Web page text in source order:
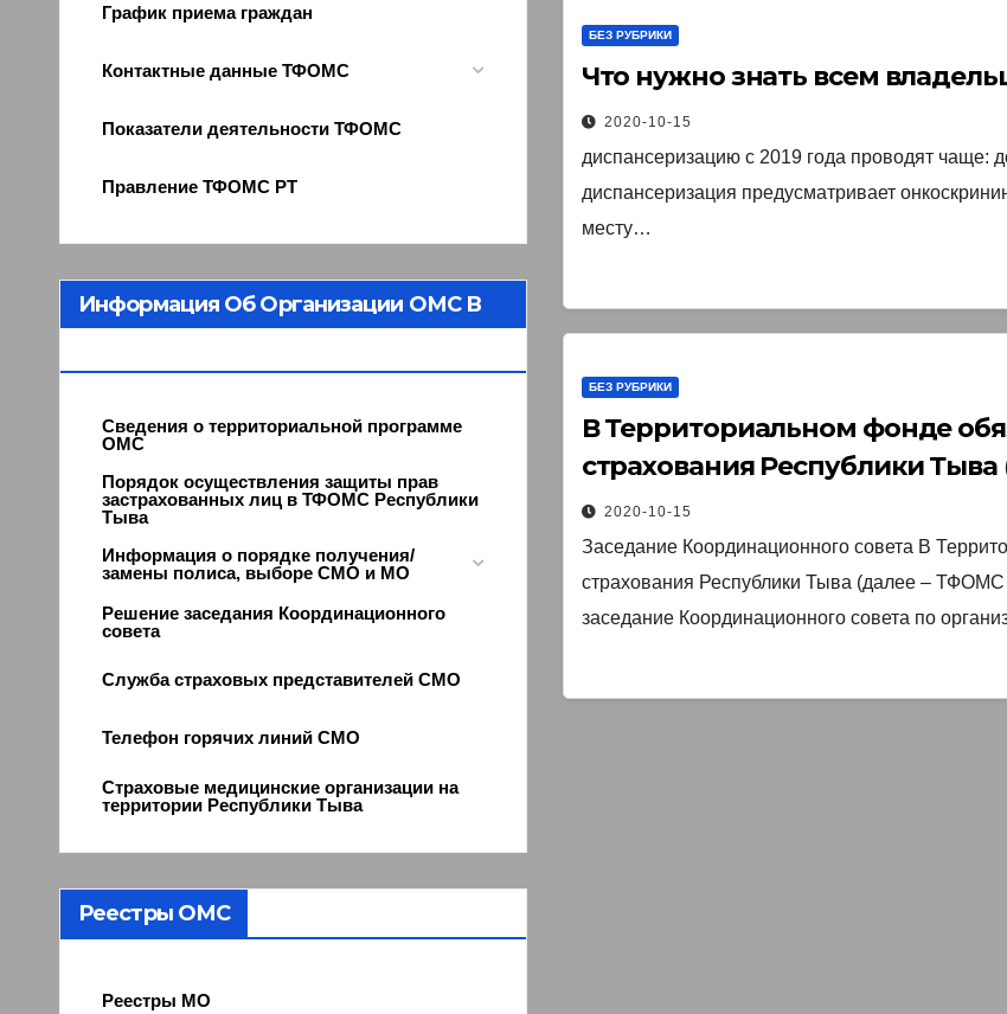
График приема граждан
Контактные данные ТФОМС
Показатели деятельности ТФОМС
Правление ТФОМС РТ
Информация Об Организации ОМС В
Сведения о территориальной программе
ОМС
Порядок осуществления защиты прав
застрахованных лиц в ТФОМС Республики
Тыва
Информация о порядке получения/
замены полиса, выборе СМО и МО
Решение заседания Координационного
совета
Служба страховых представителей СМО
Телефон горячих линий СМО
Страховые медицинские организации на
территории Республики Тыва
Реестры ОМС
Реестры МО
БЕЗ РУБРИКИ
Что нужно знать всем
2020-10-15
диспансеризацию с 2019 года проводят чаще:
диспансеризация предусматривает
месту…
БЕЗ РУБРИКИ
В Территориальном фонде
страхования Республики
октября 2020 года прошло
2020-10-15
Заседание Координационного совета В
страхования Республики Тыва (далее –
заседание Координационного совета по